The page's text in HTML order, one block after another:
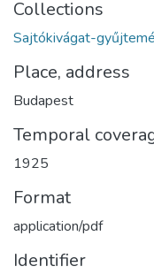
Collections
Sajtókivágat-
Place, address
Budapest
Temporal
1925
Format
application/pdf
Identifier